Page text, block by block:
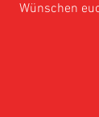
Wünschen